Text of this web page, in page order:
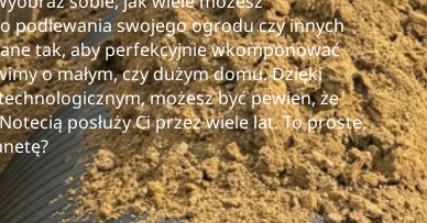
podlewania swojego ogrodu czy innych
tak, aby perfekcyjnie wkomponować
o małym, czy dużym domu. Dzięki
możesz być pewien, że
posłuży Ci przez wiele lat. To proste,